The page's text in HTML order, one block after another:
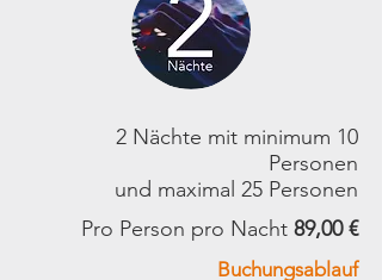
2 Nächte mit minimum 10
Personen
und maximal 25 Personen
Pro Person pro Nacht 89,00 €
Buchungsablauf